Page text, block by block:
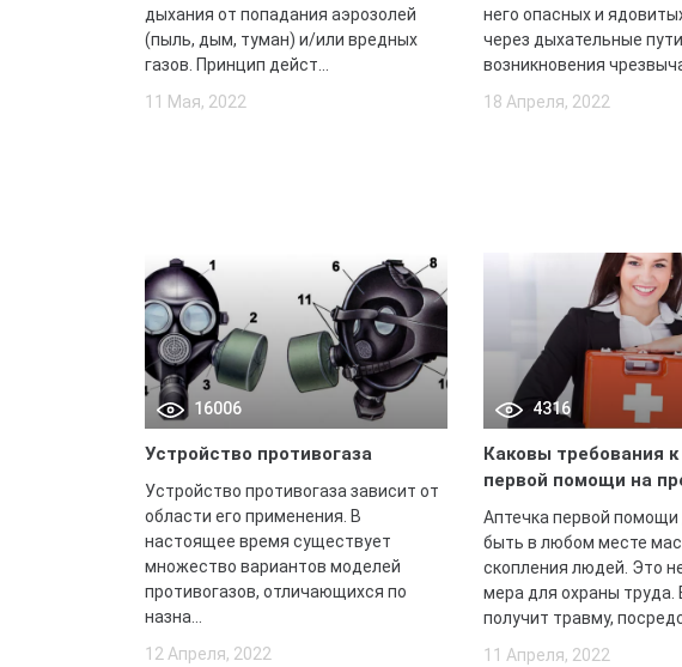
дыхания от попадания аэрозолей
(пыль, дым, туман) и/или вредных
газов. Принцип дейст...
11 Мая, 2022
него опасных и
через дыхательные
возникновения
18 Апреля, 2022
16006
Устройство противогаза
Устройство противогаза зависит от
области его применения. В
настоящее время существует
множество вариантов моделей
противогазов, отличающихся по
назна...
12 Апреля, 2022
4316
Каковы требования
первой помощи на
Аптечка первой
быть в любом месте
скопления людей. Это
мера для охраны труда.
получит травму,
11 Апреля, 2022